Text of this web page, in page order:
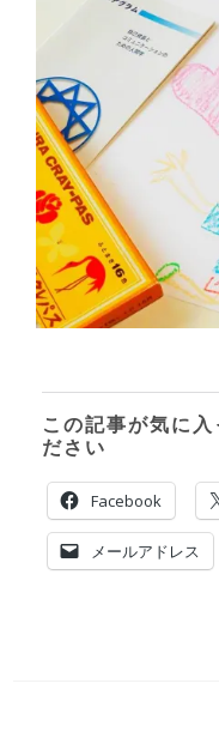
この記事が気に
ださい
Facebook
メールアドレス